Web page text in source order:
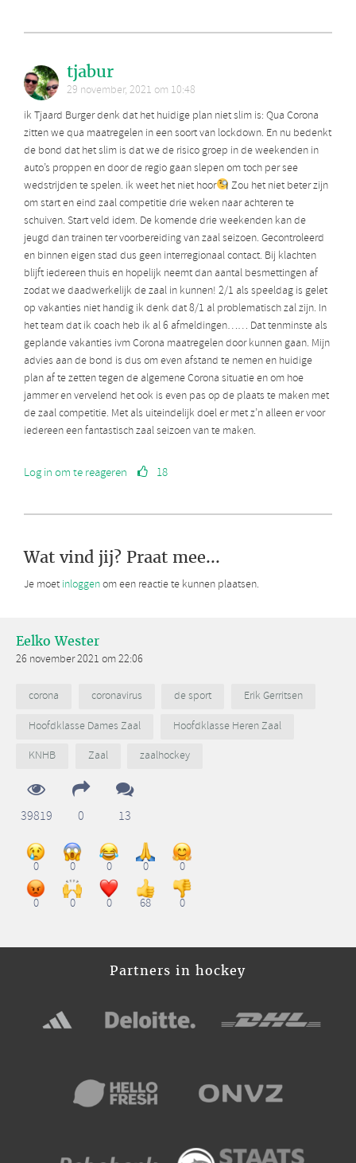
tjabur
29 november, 2021 om 10:48
ik Tjaard Burger denk dat het huidige plan niet slim is: Qua Corona
zitten we qua maatregelen in een soort van lockdown. En nu bedenkt
de bond dat het slim is dat we de risico groep in de weekenden in
auto’s proppen en door de regio gaan slepen om toch per see
wedstrijden te spelen. ik weet het niet hoor
Zou het niet beter zijn
om start en eind zaal competitie drie weken naar achteren te
schuiven. Start veld idem. De komende drie weekenden kan de
jeugd dan trainen ter voorbereiding van zaal seizoen. Gecontroleerd
en binnen eigen stad dus geen interregionaal contact. Bij klachten
blijft iedereen thuis en hopelijk neemt dan aantal besmettingen af
zodat we daadwerkelijk de zaal in kunnen! 2/1 als speeldag is gelet
op vakanties niet handig ik denk dat 8/1 al problematisch zal zijn. In
het team dat ik coach heb ik al 6 afmeldingen…… Dat tenminste als
geplande vakanties ivm Corona maatregelen door kunnen gaan. Mijn
advies aan de bond is dus om even afstand te nemen en huidige
plan af te zetten tegen de algemene Corona situatie en om hoe
jammer en vervelend het ook is even pas op de plaats te maken met
de zaal competitie. Met als uiteindelijk doel er met z’n alleen er voor
iedereen een fantastisch zaal seizoen van te maken.
Log in om te reageren 18
Wat vind jij? Praat mee...
Je moet inloggenom een reactie te kunnen plaatsen.
Eelko Wester
26 november 2021 om 22:06
corona coronavirus de sport
Erik Gerritsen
Hoofdklasse Dames Zaal
Hoofdklasse Heren Zaal
KNHB
Zaal zaalhockey
39819 0 13
0 0 0 0 0
0 0 0 68 0
Partners in hockey